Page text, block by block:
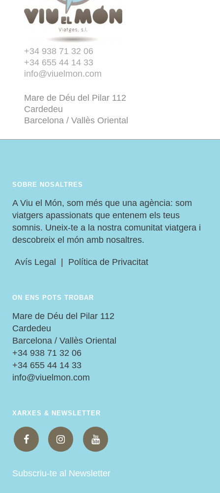
+34 938 71 32 06
+34 655 44 14 33
info@viuelmon.com
Mare de Déu del Pilar 112
Cardedeu
Barcelona / Vallès Oriental
SOBRE NOSALTRES
A Viu el Món, som més que una agència: som
viatgers apassionats que entenem els teus
somnis. Uneix-te a la nostra comunitat viatgera i
descobreix el món amb nosaltres.
Avís Legal | Política de Privacitat
ON ENS POTS TROBAR
Mare de Déu del Pilar 112
Cardedeu
Barcelona / Vallès Oriental
+34 938 71 32 06
+34 655 44 14 33
info@viuelmon.com
XARXES & NEWSLETTER
Subscriu-te al Newsletter